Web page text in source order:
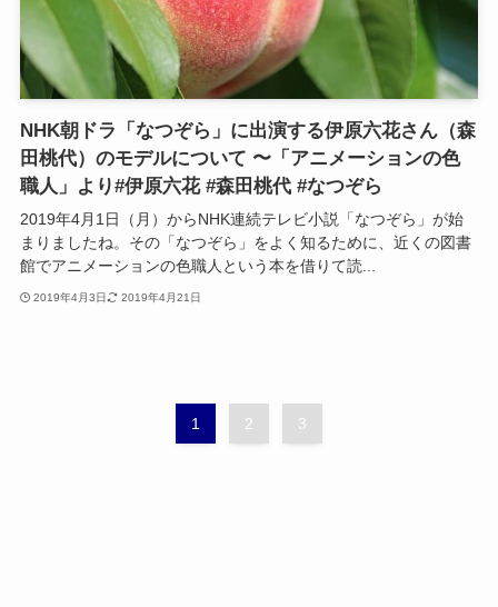
NHK朝ドラ「なつぞら」に出演する伊原六花さん（森
田桃代）のモデルについて 〜「アニメーションの色
職人」より#伊原六花 #森田桃代 #なつぞら
2019年4月1日（月）からNHK連続テレビ小説「なつぞら」が始
まりましたね。その「なつぞら」をよく知るために、近くの図書
館でアニメーションの色職人という本を借りて読...
2019年4月3日 2019年4月21日
1 2 3